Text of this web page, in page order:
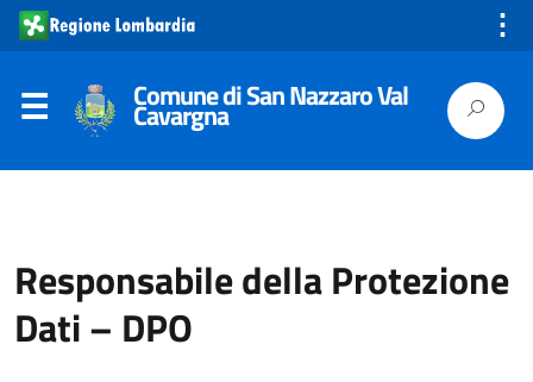
⋮
Comune di San Nazzaro Val
Cavargna
Responsabile della Protezione
Dati – DPO